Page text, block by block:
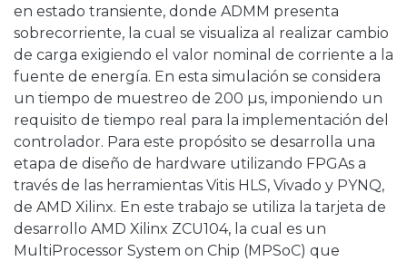
en estado transiente, donde ADMM presenta
sobrecorriente, la cual se visualiza al realizar cambio
de carga exigiendo el valor nominal de corriente a la
fuente de energía. En esta simulación se considera
un tiempo de muestreo de 200 µs, imponiendo un
requisito de tiempo real para la implementación del
controlador. Para este propósito se desarrolla una
etapa de diseño de hardware utilizando FPGAs a
través de las herramientas Vitis HLS, Vivado y PYNQ,
de AMD Xilinx. En este trabajo se utiliza la tarjeta de
desarrollo AMD Xilinx ZCU104, la cual es un
MultiProcessor System on Chip (MPSoC) que